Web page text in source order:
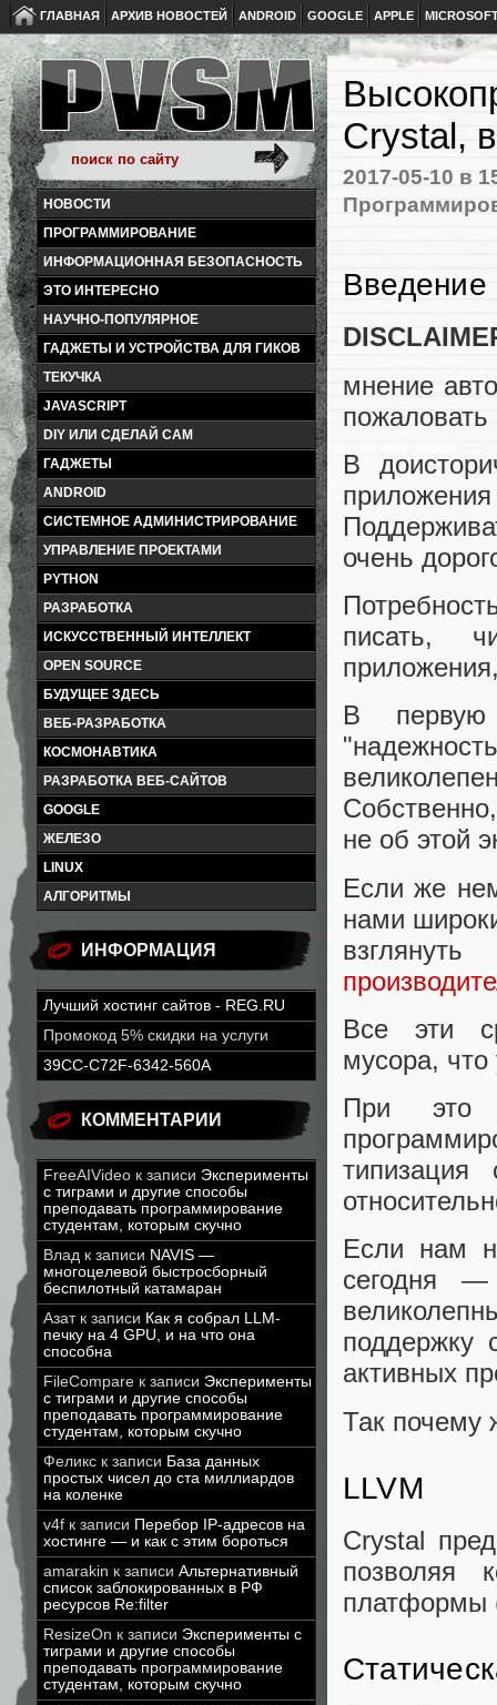
ГЛАВНАЯ АРХИВ НОВОСТЕЙ ANDROID GOOGLE APPLE
НОВОСТИ
ПРОГРАММИРОВАНИЕ
ИНФОРМАЦИОННАЯ БЕЗОПАСНОСТЬ
ЭТО ИНТЕРЕСНО
НАУЧНО-ПОПУЛЯРНОЕ
ГАДЖЕТЫ И УСТРОЙСТВА ДЛЯ ГИКОВ
ТЕКУЧКА
JAVASCRIPT
DIY ИЛИ СДЕЛАЙ САМ
ГАДЖЕТЫ
ANDROID
СИСТЕМНОЕ АДМИНИСТРИРОВАНИЕ
УПРАВЛЕНИЕ ПРОЕКТАМИ
PYTHON
РАЗРАБОТКА
ИСКУССТВЕННЫЙ ИНТЕЛЛЕКТ
OPEN SOURCE
БУДУЩЕЕ ЗДЕСЬ
ВЕБ-РАЗРАБОТКА
КОСМОНАВТИКА
РАЗРАБОТКА ВЕБ-САЙТОВ
GOOGLE
ЖЕЛЕЗО
LINUX
АЛГОРИТМЫ
ИНФОРМАЦИЯ
Лучший хостинг сайтов - REG.RU
Промокод 5% скидки на услуги
39CC-C72F-6342-560A
КОММЕНТАРИИ
FreeAIVideo к записи Эксперименты
с тиграми и другие способы
преподавать программирование
студентам, которым скучно
Влад к записи NAVIS —
многоцелевой быстросборный
беспилотный катамаран
Азатк записи Как я собрал LLM-
печку на 4 GPU, и на что она
способна
FileCompare к записи Эксперименты
с тиграми и другие способы
преподавать программирование
студентам, которым скучно
Феликс к записи База данных
простых чисел до ста миллиардов
на коленке
v4f к записи Перебор IP-адресов на
хостинге — и как с этим бороться
amarakin к записи Альтернативный
список заблокированных в РФ
ресурсов Re:filter
ResizeOn к записи Эксперименты с
тиграми и другие способы
преподавать программирование
студентам, которым скучно
Crystal,
2017-05-10 в
Введение
мнение
В
очень
писать,
В первую
не об этой
Если же
нами
Все эти
мусора,
При это
типизация
Если нам
сегодня
поддержку
активных
Так почему
LLVM
Crystal
позволяя
платформы